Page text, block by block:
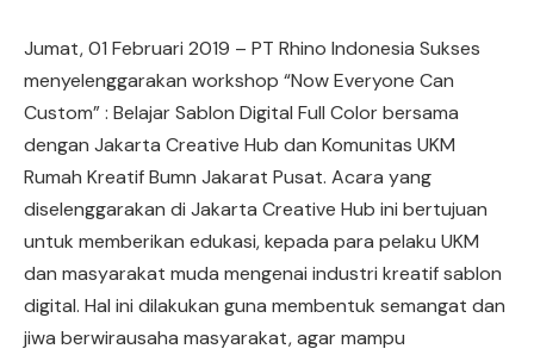
Jumat, 01 Februari 2019 – PT Rhino Indonesia Sukses
menyelenggarakan workshop “Now Everyone Can
Custom” : Belajar Sablon Digital Full Color bersama
dengan Jakarta Creative Hub dan Komunitas UKM
Rumah Kreatif Bumn Jakarat Pusat. Acara yang
diselenggarakan di Jakarta Creative Hub ini bertujuan
untuk memberikan edukasi, kepada para pelaku UKM
dan masyarakat muda mengenai industri kreatif sablon
digital. Hal ini dilakukan guna membentuk semangat dan
jiwa berwirausaha masyarakat, agar mampu